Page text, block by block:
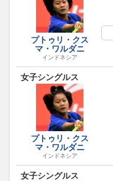
プトゥリ・クス
マ・ワルダニ
インドネシア
女子シングルス
プトゥリ・クス
マ・ワルダニ
インドネシア
女子シングルス